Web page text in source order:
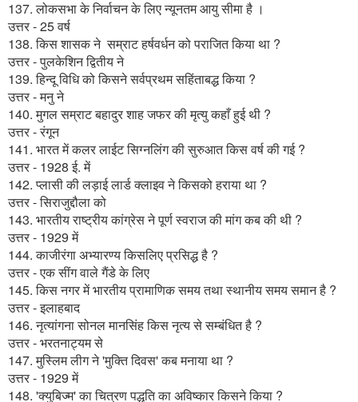
137. लोकसभा के निर्वाचन के लिए न्यूनतम आयु सीमा है ।
उत्तर - 25 वर्ष
138. किस शासक ने सम्राट हर्षवर्धन को पराजित किया था ?
उत्तर - पुलकेशिन द्वितीय ने
139. हिन्दू विधि को किसने सर्वप्रथम सहिंताबद्ध किया ?
उत्तर - मनु ने
140. मुगल सम्राट बहादुर शाह जफर की मृत्यु कहाँ हुई थी ?
उत्तर - रंगून
141. भारत में कलर लाईट सिग्नलिंग की सुरुआत किस वर्ष की गई ?
उत्तर - 1928 ई. में
142. प्लासी की लड़ाई लार्ड क्लाइव ने किसको हराया था ?
उत्तर - सिराजुद्दौला को
143. भारतीय राष्ट्रीय कांग्रेस ने पूर्ण स्वराज की मांग कब की थी ?
उत्तर - 1929 में
144. काजीरंगा अभ्यारण्य किसलिए प्रसिद्ध है ?
उत्तर - एक सींग वाले गैंडे के लिए
145. किस नगर में भारतीय प्रामाणिक समय तथा स्थानीय समय समान है ?
उत्तर - इलाहबाद
146. नृत्यांगना सोनल मानसिंह किस नृत्य से सम्बंधित है ?
उत्तर - भरतनाट्यम से
147. मुस्लिम लीग ने 'मुक्ति दिवस' कब मनाया था ?
उत्तर - 1929 में
148. 'क्युबिज्म' का चित्रण पद्धति का अविष्कार किसने किया ?